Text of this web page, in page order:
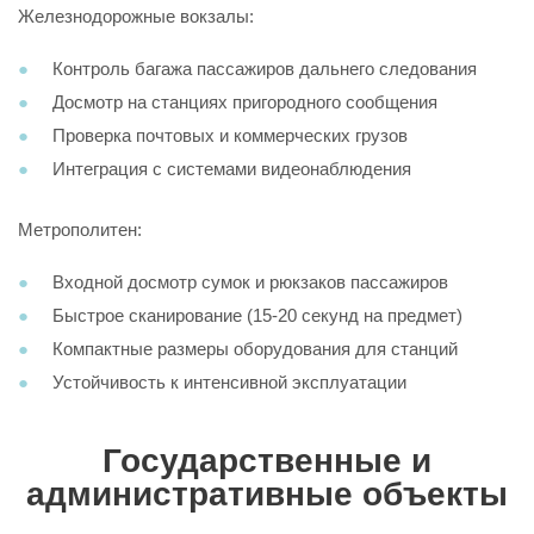
Железнодорожные вокзалы:
Контроль багажа пассажиров дальнего следования
Досмотр на станциях пригородного сообщения
Проверка почтовых и коммерческих грузов
Интеграция с системами видеонаблюдения
Метрополитен:
Входной досмотр сумок и рюкзаков пассажиров
Быстрое сканирование (15-20 секунд на предмет)
Компактные размеры оборудования для станций
Устойчивость к интенсивной эксплуатации
Государственные и
административные объекты